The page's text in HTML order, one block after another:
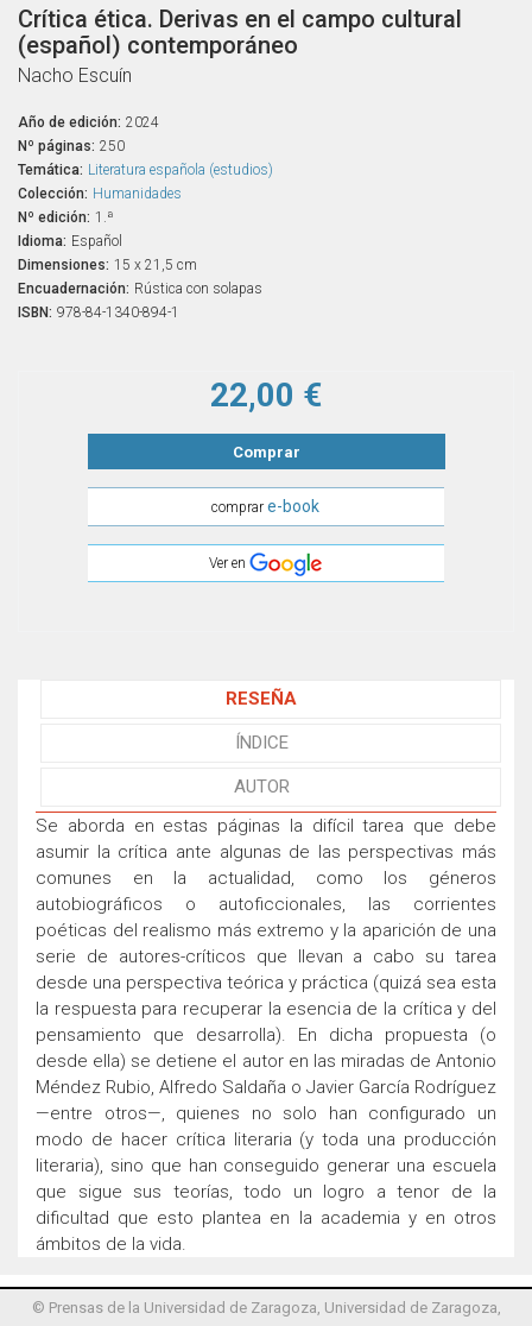
Crítica ética. Derivas en el campo cultural
(español) contemporáneo
Nacho Escuín
Año de edición: 2024
Nº páginas: 250
Temática: Literatura española (estudios)
Colección: Humanidades
Nº edición: 1.ª
Idioma: Español
Dimensiones: 15 x 21,5 cm
Encuadernación: Rústica con solapas
ISBN: 978-84-1340-894-1
22,00 €
Comprar
comprare-book
Ver en
RESEÑA
ÍNDICE
AUTOR
Se aborda en estas páginas la difícil tarea que debe
asumir la crítica ante algunas de las perspectivas más
comunes en la actualidad, como los géneros
autobiográficos o autoficcionales, las corrientes
poéticas del realismo más extremo y la aparición de una
serie de autores-críticos que llevan a cabo su tarea
desde una perspectiva teórica y práctica (quizá sea esta
la respuesta para recuperar la esencia de la crítica y del
pensamiento que desarrolla). En dicha propuesta (o
desde ella) se detiene el autor en las miradas de Antonio
Méndez Rubio, Alfredo Saldaña o Javier García Rodríguez
—entre otros—, quienes no solo han configurado un
modo de hacer crítica literaria (y toda una producción
literaria), sino que han conseguido generar una escuela
que sigue sus teorías, todo un logro a tenor de la
dificultad que esto plantea en la academia y en otros
ámbitos de la vida.
© Prensas de la Universidad de Zaragoza, Universidad de Zaragoza,